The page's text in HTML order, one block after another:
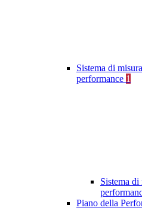
Sistema di
performance 1
Sistema
Piano della